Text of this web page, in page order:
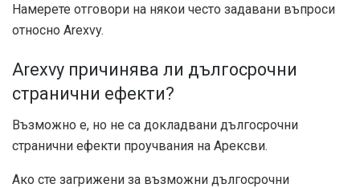
Намерете отговори на някои често задавани въпроси
относно Arexvy.
Arexvy причинява ли дългосрочни
странични ефекти?
Възможно е, но не са докладвани дългосрочни
странични ефекти проучвания на Арексви.
Ако сте загрижени за възможни дългосрочни